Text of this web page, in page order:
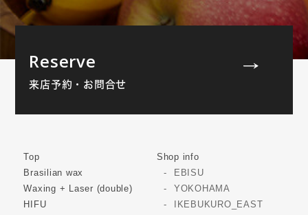
Reserve
来店予約・お問合せ
Top
Brasilian wax
Waxing + Laser (double)
HIFU
Shop info
EBISU
YOKOHAMA
IKEBUKURO_EAST